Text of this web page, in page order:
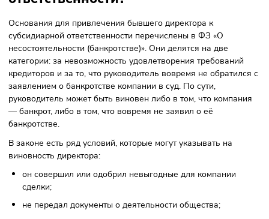
допускать подобных «промахов».
Управление дебиторкой также важно, её нужно
и вовремя взыскивать. Не менее важна и работа с
кредиторами: когда долг не удаётся погасить в срок,
необходимо вести переговоры о мирном урегулировании,
договариваться о рассрочках, вести переписку.
Из-за чего бывшего руководителя
могут привлечь к субсидиарной
ответственности?